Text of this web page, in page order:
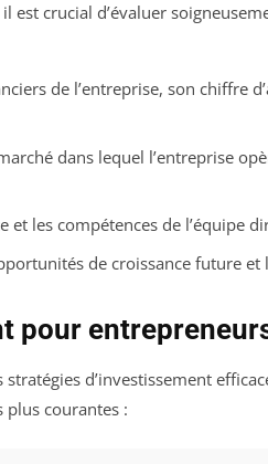
est crucial d’évaluer
de l’entreprise, son chiffre
dans lequel l’entreprise
et les compétences de l’équipe
de croissance future et
pour
d’investissement
plus courantes :